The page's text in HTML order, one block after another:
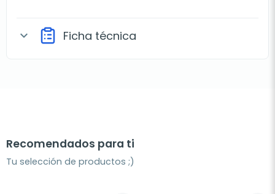
expand_more Ficha técnica
Recomendados para ti
Tu selección de productos ;)